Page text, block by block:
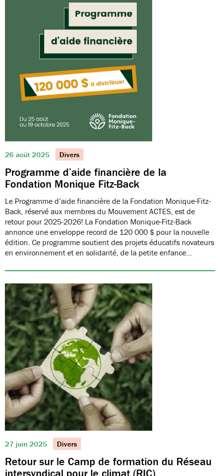
26 août 2025 Divers
Programme d’aide financière de la
Fondation Monique Fitz-Back
Le Programme d’aide financière de la Fondation Monique-Fitz-
Back, réservé aux membres du Mouvement ACTES, est de
retour pour 2025-2026! La Fondation Monique-Fitz-Back
annonce une enveloppe record de 120 000 $ pour la nouvelle
édition. Ce programme soutient des projets éducatifs novateurs
en environnement et en solidarité, de la petite enfance…
27 juin 2025 Divers
Retour sur le Camp de formation du Réseau
intersyndical pour le climat (RIC)